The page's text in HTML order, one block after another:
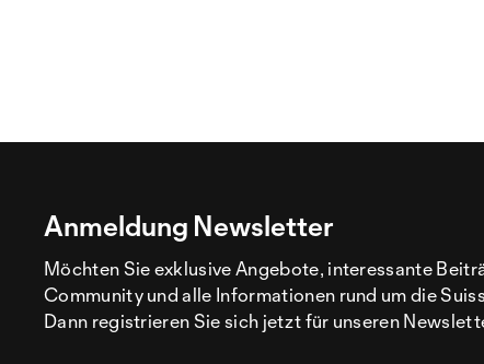
Anmeldung Newsletter
Möchten Sie exklusive Angebote, interessante
Community und alle Informationen rund um die
Dann registrieren Sie sich jetzt für unseren